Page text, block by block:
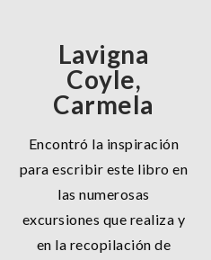
Lavigna
Coyle,
Carmela
Encontró la inspiración
para escribir este libro en
las numerosas
excursiones que realiza y
en la recopilación de